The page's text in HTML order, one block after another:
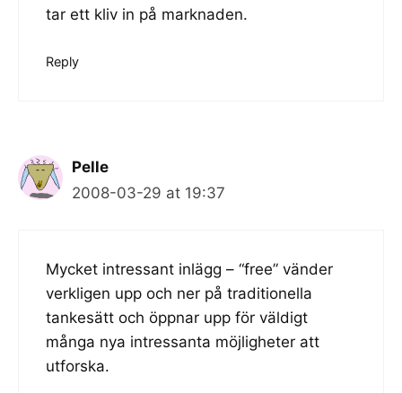
tar ett kliv in på marknaden.
Reply
Pelle
2008-03-29 at 19:37
Mycket intressant inlägg – “free” vänder
verkligen upp och ner på traditionella
tankesätt och öppnar upp för väldigt
många nya intressanta möjligheter att
utforska.